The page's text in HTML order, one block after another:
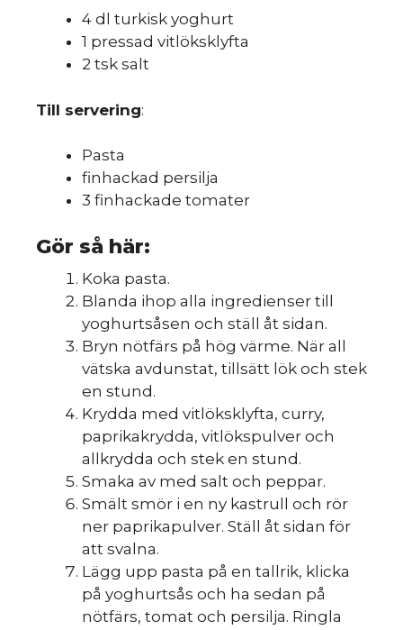
4 dl turkisk yoghurt
1 pressad vitlöksklyfta
2 tsk salt
Till servering:
Pasta
finhackad persilja
3 finhackade tomater
Gör så här:
Koka pasta.
Blanda ihop alla ingredienser till
yoghurtsåsen och ställ åt sidan.
Bryn nötfärs på hög värme. När all
vätska avdunstat, tillsätt lök och stek
en stund.
Krydda med vitlöksklyfta, curry,
paprikakrydda, vitlökspulver och
allkrydda och stek en stund.
Smaka av med salt och peppar.
Smält smör i en ny kastrull och rör
ner paprikapulver. Ställ åt sidan för
att svalna.
Lägg upp pasta på en tallrik, klicka
på yoghurtsås och ha sedan på
nötfärs, tomat och persilja. Ringla
HINT»RECEPT